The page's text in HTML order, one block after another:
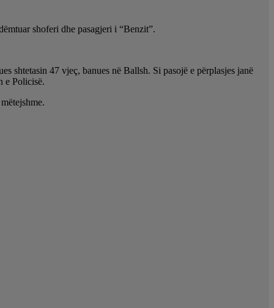
shoferi dhe pasagjeri i “Benzit”.
shtetasin 47 vjeç, banues në Ballsh. Si pasojë e përplasjes janë
e Policisë.